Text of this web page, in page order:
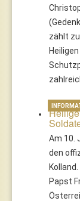
zählt
Am 10.
den
Papst